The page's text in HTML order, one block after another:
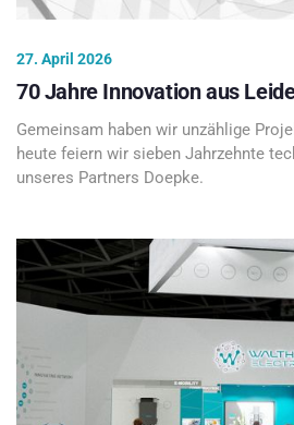
27. April 2026
70 Jahre Innovation aus
Gemeinsam haben wir unzählige
heute feiern wir sieben Jahrzehnte
unseres Partners Doepke.